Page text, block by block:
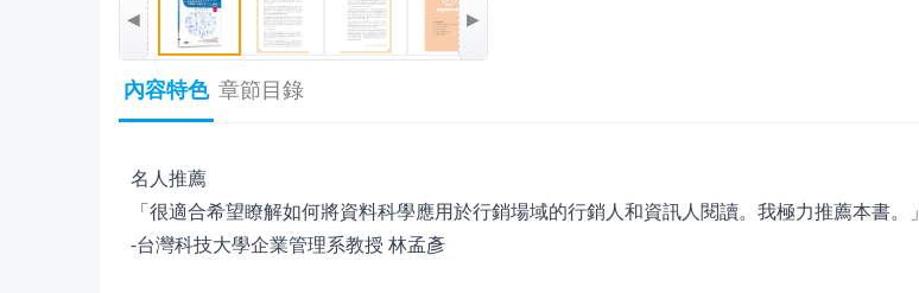
◀ ▶
內容特色 章節目錄
名人推薦
「很適合希望瞭解如何將資料科學應用於行銷場域的行銷人和資訊人閱讀。我極力推薦本書。」
-台灣科技大學企業管理系教授 林孟彥